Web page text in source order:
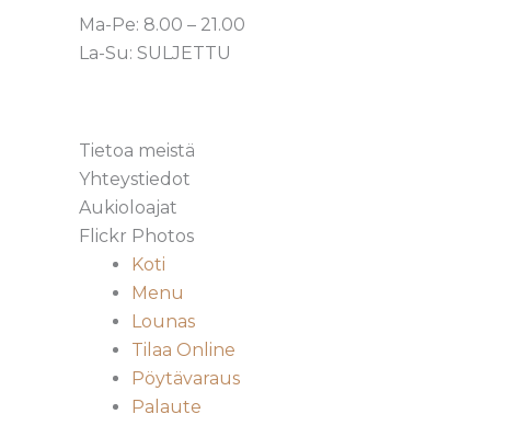
Ma-Pe: 8.00 – 21.00
La-Su: SULJETTU
Tietoa meistä
Yhteystiedot
Aukioloajat
Flickr Photos
Koti
Menu
Lounas
Tilaa Online
Pöytävaraus
Palaute